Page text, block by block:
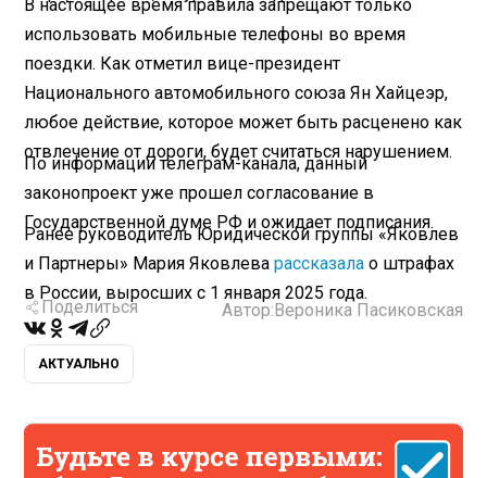
В настоящее время правила запрещают только
использовать мобильные телефоны во время
поездки. Как отметил вице-президент
Национального автомобильного союза Ян Хайцеэр,
любое действие, которое может быть расценено как
отвлечение от дороги, будет считаться нарушением.
По информации телеграм-канала, данный
законопроект уже прошел согласование в
Государственной думе РФ и ожидает подписания.
Ранее руководитель Юридической группы «Яковлев
и Партнеры» Мария Яковлеварассказала о штрафах
в России, выросших с 1 января 2025 года.
Поделиться Автор: Вероника Пасиковская
АКТУАЛЬНО